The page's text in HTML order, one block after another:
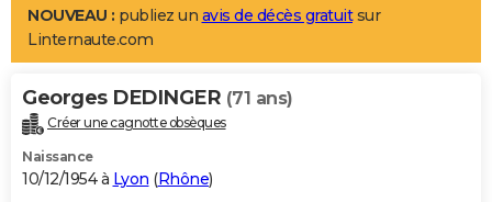
LIFESTYLE
Art de vivre
Bien-être
Loisirs
Mode
Modes de vie
Alimentation
Guide de la santé
Maladies
Médicaments
Sommeil
VOYAGE
Destinations
City break
Voyage nature
Voyage de noces
Forum
Climat
+PHOTO
GUIDES D'ACHAT
NOUVEAU : publiez un avis de décès gratuitsur
Linternaute.com
Georges DEDINGER (71 ans)
Créer une cagnotte obsèques
Naissance
10/12/1954 à Lyon (Rhône)